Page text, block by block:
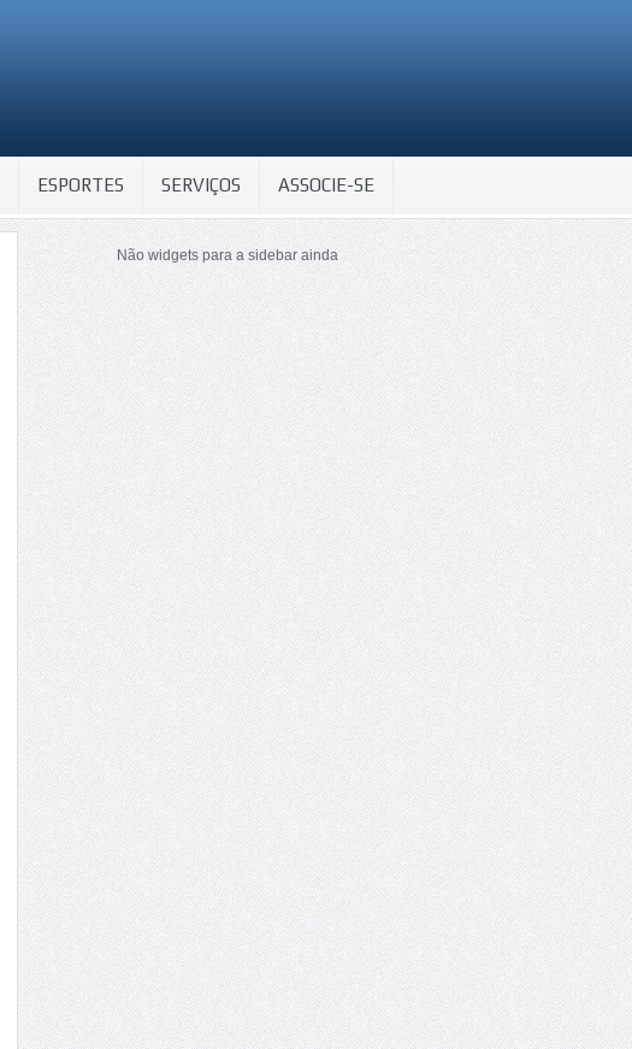
ESPORTES SERVIÇOS ASSOCIE-SE
Não widgets para a sidebar ainda